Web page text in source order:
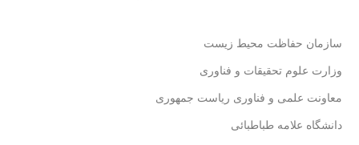
سازمان حفاظت محیط زیست
وزارت علوم تحقیقات و فناوری
معاونت علمی و فناوری ریاست جمهوری
دانشگاه علامه طباطبائی